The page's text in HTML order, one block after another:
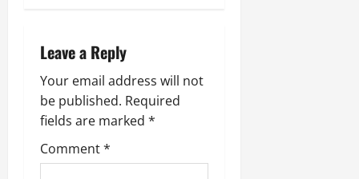
a
v
i
g
Leave a Reply
Your email address will not
be published. Required
fields are marked *
Comment*